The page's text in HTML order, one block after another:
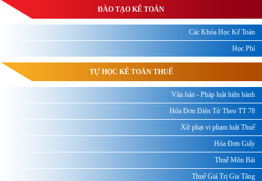
ĐÀO TẠO KẾ TOÁN
Các Khóa Học Kế Toán
Học Phí
TỰ HỌC KẾ TOÁN THUẾ
Văn bản - Pháp luật hiện hành
Hóa Đơn Điện Tử Theo TT 78
Xử phạt vi phạm luật Thuế
Hóa Đơn Giấy
Thuế Môn Bài
Thuế Giá Trị Gia Tăng